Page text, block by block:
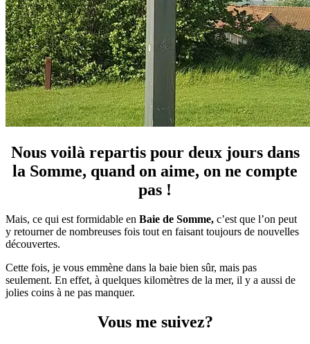
Nous voilà repartis pour deux jours dans
la Somme, quand on aime, on ne compte
pas !
Mais, ce qui est formidable en Baie de Somme, c’est que l’on peut
y retourner de nombreuses fois tout en faisant toujours de nouvelles
découvertes.
Cette fois, je vous emmène dans la baie bien sûr, mais pas
seulement. En effet, à quelques kilomètres de la mer, il y a aussi de
jolies coins à ne pas manquer.
Vous me suivez?